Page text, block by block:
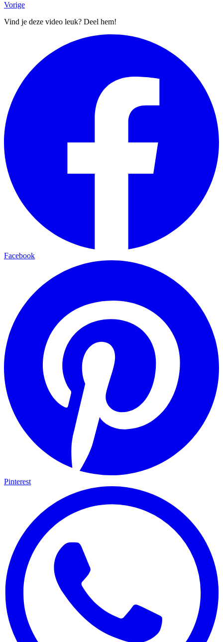
Vorige
Vind je deze video leuk? Deel hem!
Facebook
Pinterest